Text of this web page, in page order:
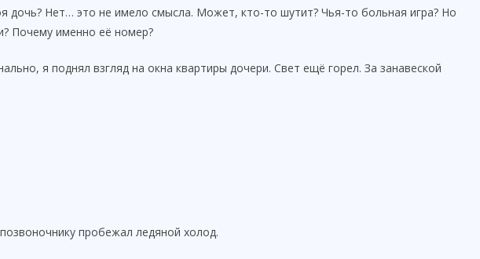
e
дочь? Нет… это не имело смысла. Может, кто-то шутит? Чья-то больная игра? Но
Почему именно её номер?
я поднял взгляд на окна квартиры дочери. Свет ещё горел. За занавеской
пробежал ледяной холод.